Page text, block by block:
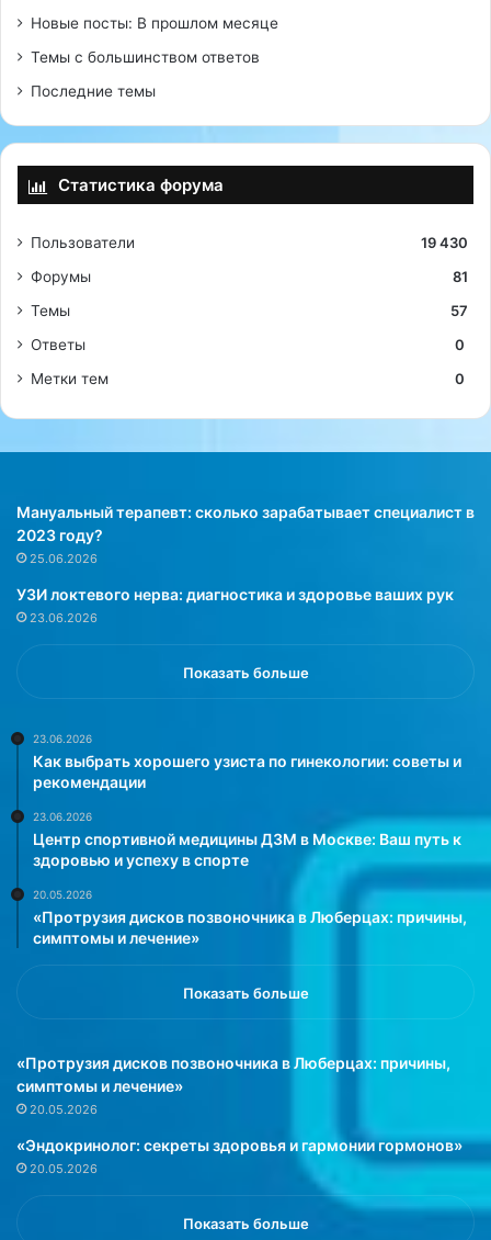
Новые посты: В прошлом месяце
Темы с большинством ответов
Последние темы
Статистика форума
Пользователи
19 430
Форумы
81
Темы
57
Ответы
0
Метки тем
0
Мануальный терапевт: сколько зарабатывает специалист в
2023 году?
25.06.2026
УЗИ локтевого нерва: диагностика и здоровье ваших рук
23.06.2026
Показать больше
23.06.2026
Как выбрать хорошего узиста по гинекологии: советы и
рекомендации
23.06.2026
Центр спортивной медицины ДЗМ в Москве: Ваш путь к
здоровью и успеху в спорте
20.05.2026
«Протрузия дисков позвоночника в Люберцах: причины,
симптомы и лечение»
Показать больше
«Протрузия дисков позвоночника в Люберцах: причины,
симптомы и лечение»
20.05.2026
«Эндокринолог: секреты здоровья и гармонии гормонов»
20.05.2026
Показать больше